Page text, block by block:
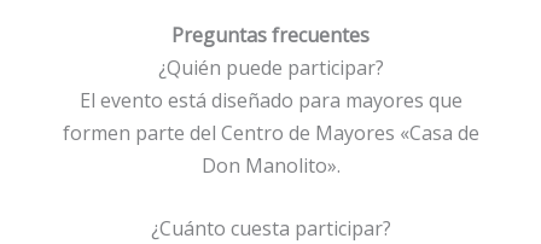
Preguntas frecuentes
¿Quién puede participar?
El evento está diseñado para mayores que
formen parte del Centro de Mayores «Casa de
Don Manolito».
¿Cuánto cuesta participar?